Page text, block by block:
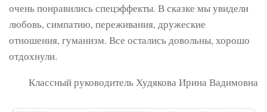
очень понравились спецэффекты. В сказке мы увидели
любовь, симпатию, переживания, дружеские
отношения, гуманизм. Все остались довольны, хорошо
отдохнули.
Классный руководитель Худякова Ирина Вадимовна